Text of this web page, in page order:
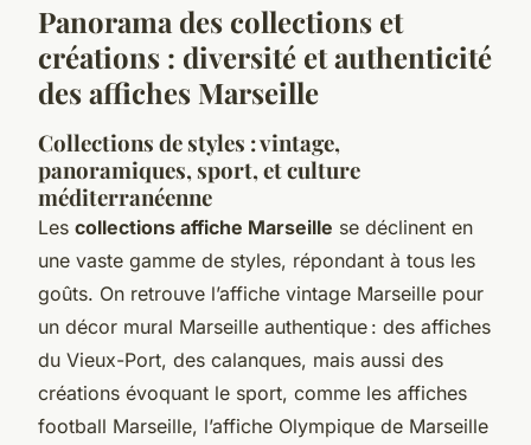
Panorama des collections et
créations : diversité et authenticité
des affiches Marseille
Collections de styles : vintage,
panoramiques, sport, et culture
méditerranéenne
Les collections affiche Marseille se déclinent en
une vaste gamme de styles, répondant à tous les
goûts. On retrouve l’affiche vintage Marseille pour
un décor mural Marseille authentique : des affiches
du Vieux-Port, des calanques, mais aussi des
créations évoquant le sport, comme les affiches
football Marseille, l’affiche Olympique de Marseille